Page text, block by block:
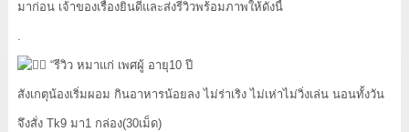
มาก่อน เจ้าของเรื่องยินดีและส่งรีวิวพร้อมภาพให้ดังนี้
.
“รีวิว หมาแก่ เพศผู้ อายุ10 ปี
สังเกตุน้องเริ่มผอม กินอาหารน้อยลง ไม่ร่าเริง ไม่เห่าไม่วิ่งเล่น นอนทั้งวัน
จึงสั่ง Tk9 มา1 กล่อง(30เม็ด)